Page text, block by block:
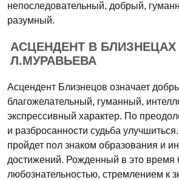
непоследовательный, добрый,
разумный.
АСЦЕНДЕНТ В БЛИЗНЕЦАХ
Л.МУРАВЬЕВА
Асцендент Близнецов означает
благожелательный, гуманный,
экспрессивный характер. По
и разбросанности судьба
пройдет пол знаком образования и
достижений. Рожденный в это время
любознательностью, стремлением к